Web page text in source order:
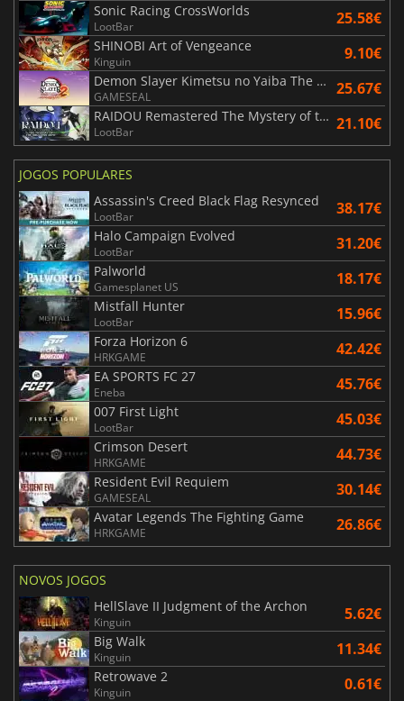
Sonic Racing CrossWorlds
LootBar 25.58€
SHINOBI Art of Vengeance
Kinguin 9.10€
Demon Slayer Kimetsu no Yaiba The Hinokami Chronicles 2
GAMESEAL 25.67€
RAIDOU Remastered The Mystery of the Soulless Army
LootBar 21.10€
JOGOS POPULARES
Assassin's Creed Black Flag Resynced
LootBar 38.17€
Halo Campaign Evolved
LootBar 31.20€
Palworld
Gamesplanet US 18.17€
Mistfall Hunter
LootBar 15.96€
Forza Horizon 6
HRKGAME 42.42€
EA SPORTS FC 27
Eneba 45.76€
007 First Light
LootBar 45.03€
Crimson Desert
HRKGAME 44.73€
Resident Evil Requiem
GAMESEAL 30.14€
Avatar Legends The Fighting Game
HRKGAME 26.86€
NOVOS JOGOS
HellSlave II Judgment of the Archon
Kinguin 5.62€
Big Walk
Kinguin 11.34€
Retrowave 2
Kinguin 0.61€